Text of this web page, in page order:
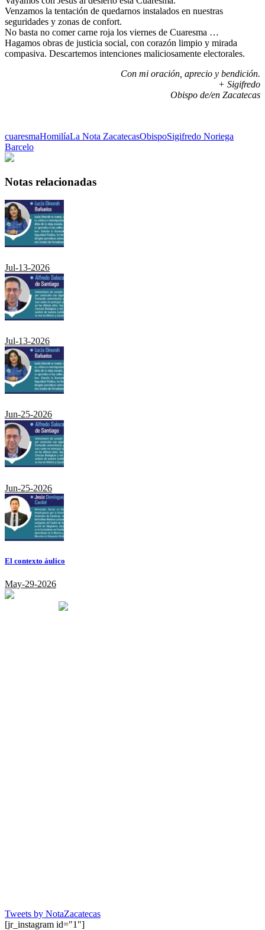
Venzamos la tentación de quedarnos instalados en nuestras
seguridades y zonas de confort.
No basta no comer carne roja los viernes de Cuaresma …
Hagamos obras de justicia social, con corazón limpio y mirada
compasiva. Descartemos intenciones maliciosamente electorales.
Con mi oración, aprecio y bendición.
+ Sigifredo
Obispo de/en Zacatecas
cuaresmaHomilíaLa Nota ZacatecasObispoSigifredo Noriega
Barcelo
Notas relacionadas
Jul-13-2026
Jul-13-2026
Jun-25-2026
Jun-25-2026
El contexto áulico
May-29-2026
Tweets by NotaZacatecas
[jr_instagram id="1"]